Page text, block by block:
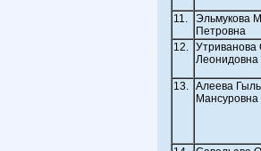
11.
Эльмукова
Петровна
12. Утриванова
Леонидовна
13. Алеева
Мансуровна